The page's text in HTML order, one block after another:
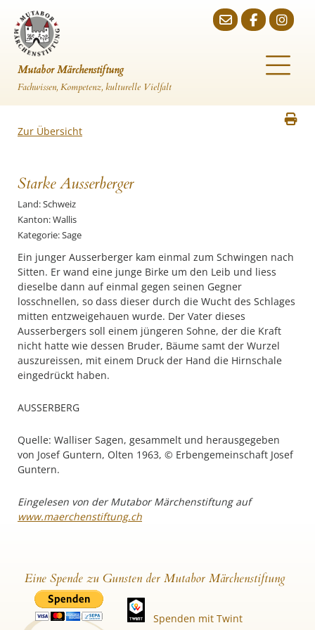
Mutabor Märchenstiftung
Fachwissen, Kompetenz, kulturelle Vielfalt
Zur Übersicht
Starke Ausserberger
Land: Schweiz
Kanton: Wallis
Kategorie: Sage
Ein junger Ausserberger kam einmal zum Schwingen nach
Sitten. Er wand eine junge Birke um den Leib und liess
dieselbe dann auf einmal gegen seinen Gegner
losschnellen, so dass dieser durch die Wucht des Schlages
mitten entzweigehauen wurde. Der Vater dieses
Ausserbergers soll einem jüngeren Sohne, der die Kraft
nicht hatte wie dessen Bruder, Bäume samt der Wurzel
auszureissen, mit einem Druck der Hand die Hirnschale
eingedrückt haben.
AUSSERBERG
Quelle: Walliser Sagen, gesammelt und herausgegeben
von Josef Guntern, Olten 1963, © Erbengemeinschaft Josef
Guntern.
Eingelesen von der Mutabor Märchenstiftung auf
www.maerchenstiftung.ch
Eine Spende zu Gunsten der Mutabor Märchenstiftung
Spenden mit Twint